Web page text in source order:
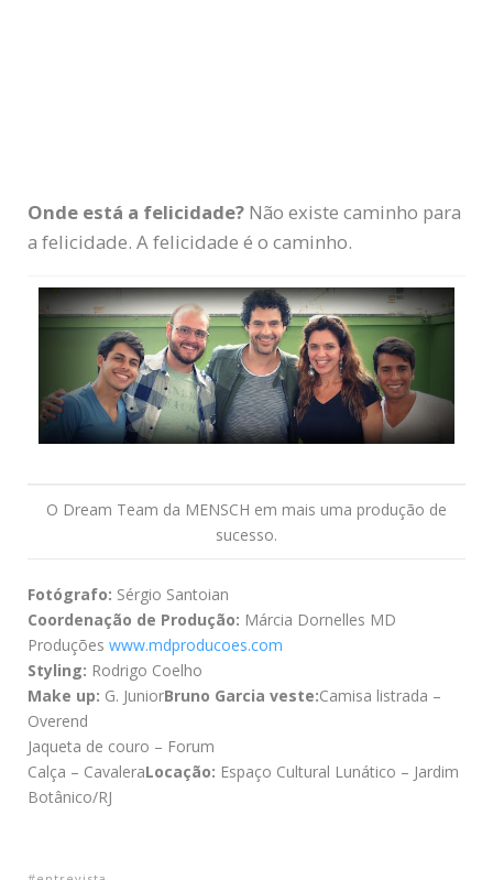
Onde está a felicidade? Não existe caminho para
a felicidade. A felicidade é o caminho.
O Dream Team da MENSCH em mais uma produção de
sucesso.
Fotógrafo: Sérgio Santoian
Coordenação de Produção: Márcia Dornelles MD
Produções www.mdproducoes.com
Styling: Rodrigo Coelho
Make up: G. JuniorBruno Garcia veste:Camisa listrada –
Overend
Jaqueta de couro – Forum
Calça – CavaleraLocação: Espaço Cultural Lunático – Jardim
Botânico/RJ